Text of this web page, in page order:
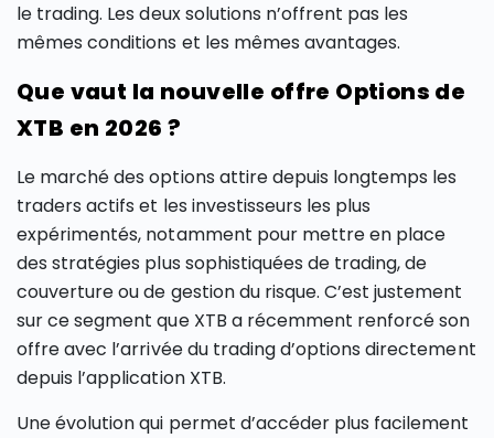
le trading. Les deux solutions n’offrent pas les
mêmes conditions et les mêmes avantages.
Que vaut la nouvelle offre Options de
XTB en 2026 ?
Le marché des options attire depuis longtemps les
traders actifs et les investisseurs les plus
expérimentés, notamment pour mettre en place
des stratégies plus sophistiquées de trading, de
couverture ou de gestion du risque. C’est justement
sur ce segment que XTB a récemment renforcé son
offre avec l’arrivée du trading d’options directement
depuis l’application XTB.
Une évolution qui permet d’accéder plus facilement